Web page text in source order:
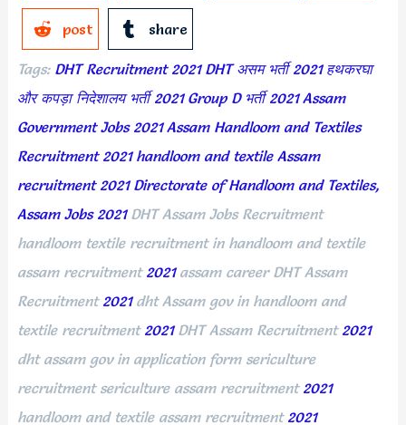
post share
Tags: DHT Recruitment 2021 DHT असम भर्ती 2021हथकरघा
और कपड़ा निदेशालय भर्ती 2021Group D भर्ती 2021 Assam
Government Jobs 2021Assam Handloom and Textiles
Recruitment 2021 handloom and textile Assam
recruitment 2021 Directorate of Handloom and Textiles,
Assam Jobs 2021DHT Assam Jobs Recruitment
handloom textile recruitment in handloom and textile
assam recruitment 2021assam career DHT Assam
Recruitment 2021 dht Assam gov in handloom and
textile recruitment 2021 DHT Assam Recruitment 2021
dht assam gov in application form sericulture
recruitment sericulture assam recruitment 2021
handloom and textile assam recruitment 2021